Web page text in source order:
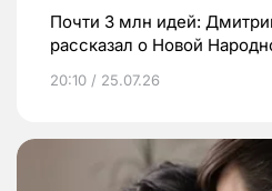
Почти 3 млн идей:
рассказал о Новой
20:10 / 25.07.26